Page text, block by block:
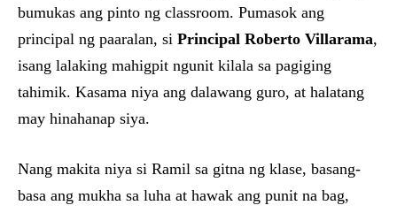
bumukas ang pinto ng classroom. Pumasok ang
principal ng paaralan, si Principal Roberto Villarama,
isang lalaking mahigpit ngunit kilala sa pagiging
tahimik. Kasama niya ang dalawang guro, at halatang
may hinahanap siya.
Nang makita niya si Ramil sa gitna ng klase, basang-
basa ang mukha sa luha at hawak ang punit na bag,